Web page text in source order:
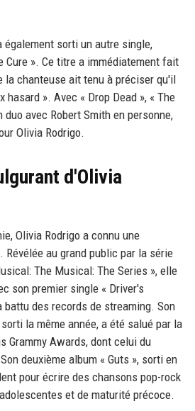
également sorti un autre single,
Cure ». Ce titre a immédiatement fait
la chanteuse ait tenu à préciser qu'il
hasard ». Avec « Drop Dead », « The
duo avec Robert Smith en personne,
Olivia Rodrigo.
d'Olivia
Olivia Rodrigo a connu une
au grand public par la série
The Musical: The Series », elle
son premier single « Driver's
battu des records de streaming. Son
la même année, a été salué par la
Grammy Awards, dont celui du
deuxième album « Guts », sorti en
pour écrire des chansons pop-rock
et de maturité précoce.